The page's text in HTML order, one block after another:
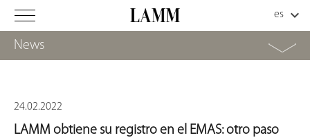
News
24.02.2022
LAMM obtiene su registro en el EMAS: otro paso